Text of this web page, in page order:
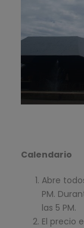
Calendario
Abre
PM.
las 5 PM.
El precio